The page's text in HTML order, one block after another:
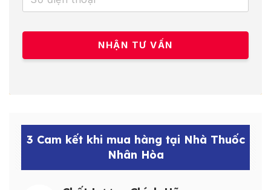
3 Cam kết khi mua hàng tại Nhà Thuốc
Nhân Hòa